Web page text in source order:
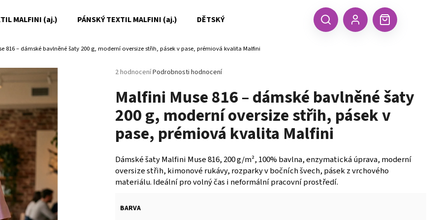
MALFINI (aj.) PÁNSKÝ TEXTIL MALFINI (aj.) DĚTSKÝ TEXTIL MALFINI (aj.) ČEPICE, KŠILTOVKY, ŠÁTKY A
Hledat Nákupní
816 – dámské bavlněné šaty 200 g, moderní oversize střih, pásek v pase, prémiová kvalita Malfini
Průměrné
produktu
je
5,0
z
hvězdiček.
2 hodnoceníPodrobnosti hodnocení
Malfini Muse 816 – dámské bavlněné šaty
200 g, moderní oversize střih, pásek v
pase, prémiová kvalita Malfini
Dámské šaty Malfini Muse 816, 200 g/m², 100% bavlna, enzymatická úprava, moderní
oversize střih, kimonové rukávy, rozparky v bočních švech, pásek z vrchového
materiálu. Ideální pro volný čas i neformální pracovní prostředí.
BARVA
Co potřebujete najít?
HLEDAT
Doporučujeme